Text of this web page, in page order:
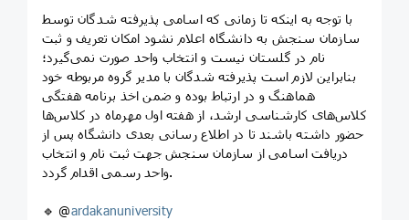
با توجه به اینکه تا زمانی که اسامی پذیرفته شدگان توسط
سازمان سنجش به دانشگاه اعلام نشود امکان تعریف و ثبت
نام در گلستان نیست و انتخاب واحد صورت نمی‌گیرد؛
بنابراین لازم است پذیرفته شدگان با مدیر گروه مربوطه خود
هماهنگ و در ارتباط بوده و ضمن اخذ برنامه هفتگی
کلاس‌های کارشناسی ارشد، از هفته اول مهرماه در کلاس‌ها
حضور داشته باشند تا در اطلاع رسانی بعدی دانشگاه پس از
دریافت اسامی از سازمان سنجش جهت ثبت نام و انتخاب
واحد رسمی اقدام گردد.
🔹 @ardakanuniversity